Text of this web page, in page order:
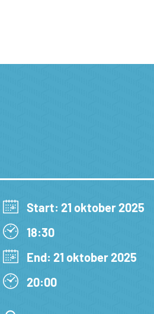
Start: 21 oktober 2025
18:30
End: 21 oktober 2025
20:00